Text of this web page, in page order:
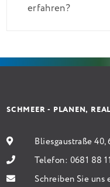
bei 35 Jahren
Antragstellende
Sanierung in
erfahren?
SCHMEER - PLANEN,
Bliesgaustraße
Telefon: 0681 88
Schreiben Sie uns